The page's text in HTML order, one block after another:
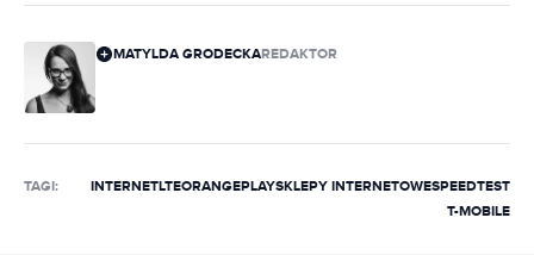
MATYLDA GRODECKAREDAKTOR
TAGI: INTERNETLTEORANGEPLAYSKLEPY INTERNETOWESPEEDTEST
T-MOBILE